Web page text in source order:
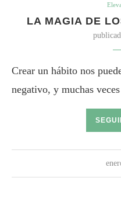
LA MAGIA DE
Crear un hábito nos
negativo, y muchas